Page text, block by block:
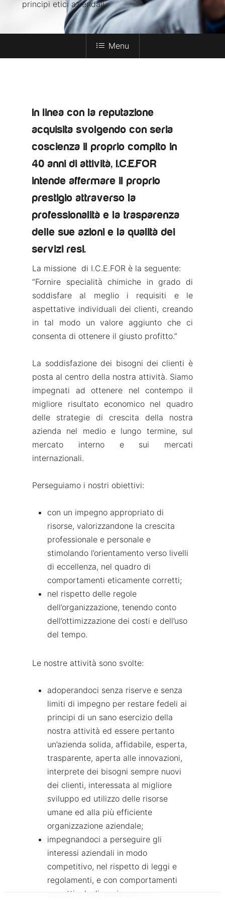
principi etici aziendali.
Menu
In linea con la reputazione
acquisita svolgendo con seria
coscienza il proprio compito in
40 anni di attività, I.C.E.FOR
intende affermare il proprio
prestigio attraverso la
professionalità e la trasparenza
delle sue azioni e la qualità dei
servizi resi.
La missione di I.C.E.FOR è la seguente:
“Fornire specialità chimiche in grado di
soddisfare al meglio i requisiti e le
aspettative individuali dei clienti, creando
in tal modo un valore aggiunto che ci
consenta di ottenere il giusto profitto.”
La soddisfazione dei bisogni dei clienti è
posta al centro della nostra attività. Siamo
impegnati ad ottenere nel contempo il
migliore risultato economico nel quadro
delle strategie di crescita della nostra
azienda nel medio e lungo termine, sul
mercato interno e sui mercati
internazionali.
Perseguiamo i nostri obiettivi:
con un impegno appropriato di
risorse, valorizzandone la crescita
professionale e personale e
stimolando l’orientamento verso livelli
di eccellenza, nel quadro di
comportamenti eticamente corretti;
nel rispetto delle regole
dell’organizzazione, tenendo conto
dell’ottimizzazione dei costi e dell’uso
del tempo.
Le nostre attività sono svolte:
adoperandoci senza riserve e senza
limiti di impegno per restare fedeli ai
principi di un sano esercizio della
nostra attività ed essere pertanto
un’azienda solida, affidabile, esperta,
trasparente, aperta alle innovazioni,
interprete dei bisogni sempre nuovi
dei clienti, interessata al migliore
sviluppo ed utilizzo delle risorse
umane ed alla più efficiente
organizzazione aziendale;
impegnandoci a perseguire gli
interessi aziendali in modo
competitivo, nel rispetto di leggi e
regolamenti, e con comportamenti
corretti e leali, ossia con un